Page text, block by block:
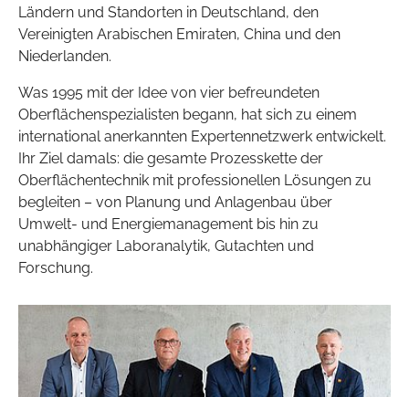
Ländern und Standorten in Deutschland, den
Vereinigten Arabischen Emiraten, China und den
Niederlanden.
Was 1995 mit der Idee von vier befreundeten
Oberflächenspezialisten begann, hat sich zu einem
international anerkannten Expertennetzwerk entwickelt.
Ihr Ziel damals: die gesamte Prozesskette der
Oberflächentechnik mit professionellen Lösungen zu
begleiten – von Planung und Anlagenbau über
Umwelt- und Energiemanagement bis hin zu
unabhängiger Laboranalytik, Gutachten und
Forschung.